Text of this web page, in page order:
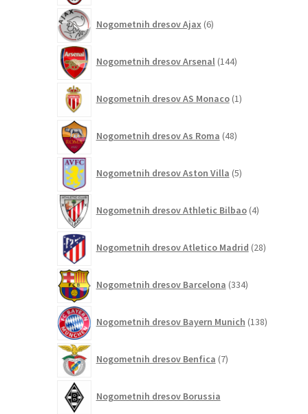
Nogometnih dresov Ajax 6izdelkov
Nogometnih dresov Arsenal 144izdelkov
Nogometnih dresov AS Monaco 1izdelek
Nogometnih dresov As Roma 48izdelkov
Nogometnih dresov Aston Villa 5izdelkov
Nogometnih dresov Athletic Bilbao 4izdelki
Nogometnih dresov Atletico Madrid 28izdelkov
Nogometnih dresov Barcelona 334izdelkov
Nogometnih dresov Bayern Munich 138izdelkov
Nogometnih dresov Benfica 7izdelkov
Nogometnih dresov Borussia